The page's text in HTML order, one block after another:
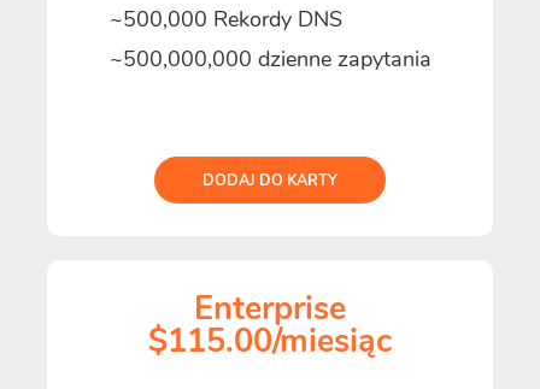
~500,000 Rekordy DNS
~500,000,000 dzienne zapytania
DODAJ DO KARTY
Enterprise
$115.00/miesiąc